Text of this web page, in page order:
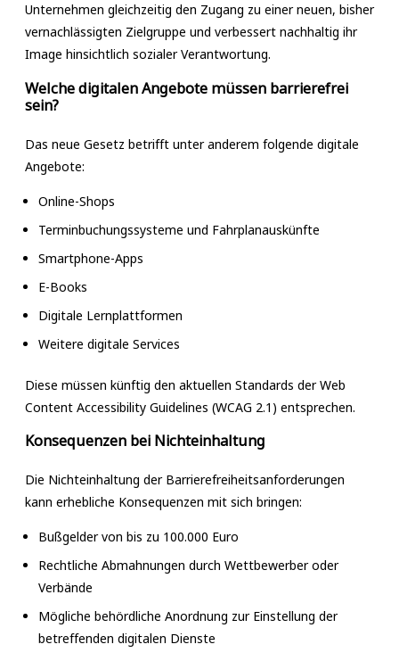
Unternehmen gleichzeitig den Zugang zu einer neuen, bisher
vernachlässigten Zielgruppe und verbessert nachhaltig ihr
Image hinsichtlich sozialer Verantwortung.
Welche digitalen Angebote müssen barrierefrei
sein?
Das neue Gesetz betrifft unter anderem folgende digitale
Angebote:
Online-Shops
Terminbuchungssysteme und Fahrplanauskünfte
Smartphone-Apps
E-Books
Digitale Lernplattformen
Weitere digitale Services
Diese müssen künftig den aktuellen Standards der Web
Content Accessibility Guidelines (WCAG 2.1) entsprechen.
Konsequenzen bei Nichteinhaltung
Die Nichteinhaltung der Barrierefreiheitsanforderungen
kann erhebliche Konsequenzen mit sich bringen:
Bußgelder von bis zu 100.000 Euro
Rechtliche Abmahnungen durch Wettbewerber oder
Verbände
Mögliche behördliche Anordnung zur Einstellung der
betreffenden digitalen Dienste